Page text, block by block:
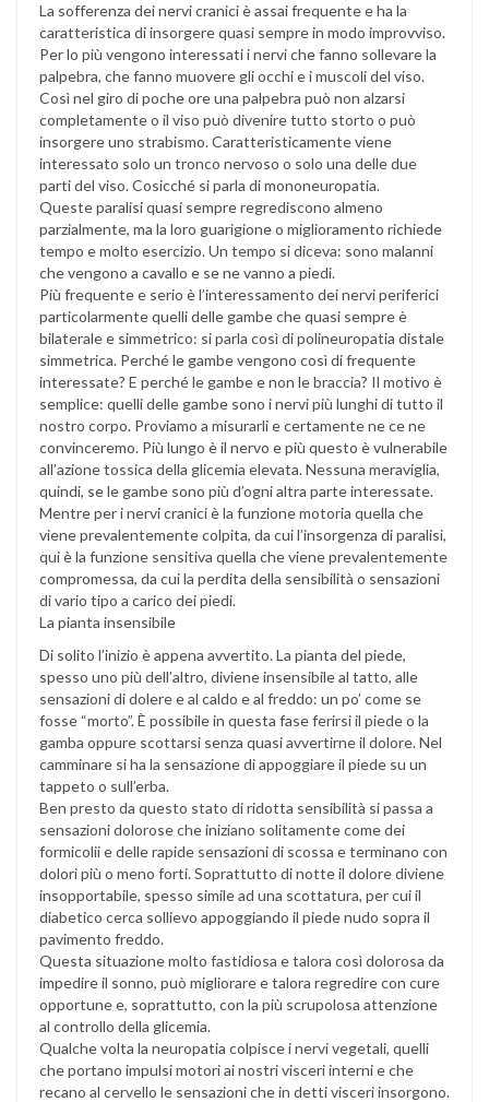
La sofferenza dei nervi cranici è assai frequente e ha la
caratteristica di insorgere quasi sempre in modo improvviso.
Per lo più vengono interessati i nervi che fanno sollevare la
palpebra, che fanno muovere gli occhi e i muscoli del viso.
Così nel giro di poche ore una palpebra può non alzarsi
completamente o il viso può divenire tutto storto o può
insorgere uno strabismo. Caratteristicamente viene
interessato solo un tronco nervoso o solo una delle due
parti del viso. Cosicché si parla di mononeuropatia.
Queste paralisi quasi sempre regrediscono almeno
parzialmente, ma la loro guarigione o miglioramento richiede
tempo e molto esercizio. Un tempo si diceva: sono malanni
che vengono a cavallo e se ne vanno a piedi.
Più frequente e serio è l’interessamento dei nervi periferici
particolarmente quelli delle gambe che quasi sempre è
bilaterale e simmetrico: si parla così di polineuropatia distale
simmetrica. Perché le gambe vengono così di frequente
interessate? E perché le gambe e non le braccia? Il motivo è
semplice: quelli delle gambe sono i nervi più lunghi di tutto il
nostro corpo. Proviamo a misurarli e certamente ne ce ne
convinceremo. Più lungo è il nervo e più questo è vulnerabile
all’azione tossica della glicemia elevata. Nessuna meraviglia,
quindi, se le gambe sono più d’ogni altra parte interessate.
Mentre per i nervi cranici è la funzione motoria quella che
viene prevalentemente colpita, da cui l’insorgenza di paralisi,
qui è la funzione sensitiva quella che viene prevalentemente
compromessa, da cui la perdita della sensibilità o sensazioni
di vario tipo a carico dei piedi.
La pianta insensibile
Di solito l’inizio è appena avvertito. La pianta del piede,
spesso uno più dell’altro, diviene insensibile al tatto, alle
sensazioni di dolere e al caldo e al freddo: un po’ come se
fosse “morto”. È possibile in questa fase ferirsi il piede o la
gamba oppure scottarsi senza quasi avvertirne il dolore. Nel
camminare si ha la sensazione di appoggiare il piede su un
tappeto o sull’erba.
Ben presto da questo stato di ridotta sensibilità si passa a
sensazioni dolorose che iniziano solitamente come dei
formicolii e delle rapide sensazioni di scossa e terminano con
dolori più o meno forti. Soprattutto di notte il dolore diviene
insopportabile, spesso simile ad una scottatura, per cui il
diabetico cerca sollievo appoggiando il piede nudo sopra il
pavimento freddo.
Questa situazione molto fastidiosa e talora così dolorosa da
impedire il sonno, può migliorare e talora regredire con cure
opportune e, soprattutto, con la più scrupolosa attenzione
al controllo della glicemia.
Qualche volta la neuropatia colpisce i nervi vegetali, quelli
che portano impulsi motori ai nostri visceri interni e che
recano al cervello le sensazioni che in detti visceri insorgono.